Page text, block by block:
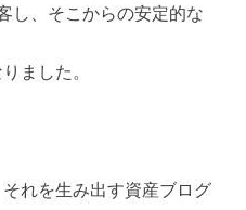
し、そこからの安定的な
ました。
れを生み出す資産ブログ